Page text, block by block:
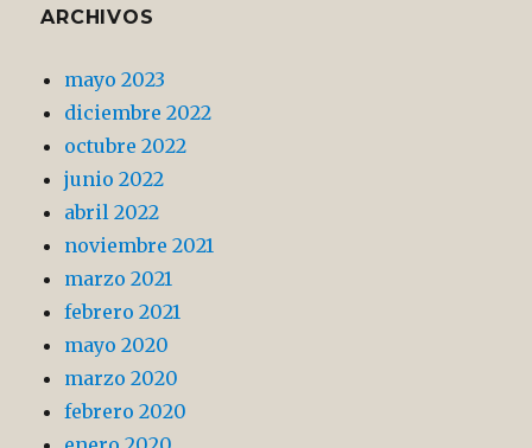
ARCHIVOS
mayo 2023
diciembre 2022
octubre 2022
junio 2022
abril 2022
noviembre 2021
marzo 2021
febrero 2021
mayo 2020
marzo 2020
febrero 2020